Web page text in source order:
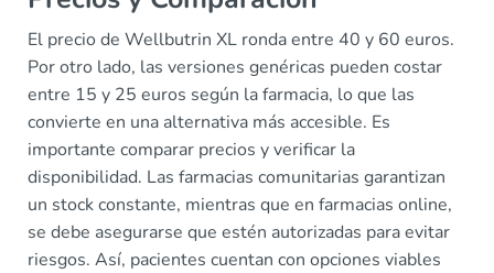
El precio de Wellbutrin XL ronda entre 40 y 60 euros.
Por otro lado, las versiones genéricas pueden costar
entre 15 y 25 euros según la farmacia, lo que las
convierte en una alternativa más accesible. Es
importante comparar precios y verificar la
disponibilidad. Las farmacias comunitarias garantizan
un stock constante, mientras que en farmacias online,
se debe asegurarse que estén autorizadas para evitar
riesgos. Así, pacientes cuentan con opciones viables